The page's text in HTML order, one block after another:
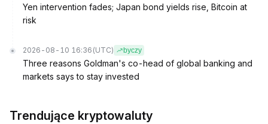
Yen intervention fades; Japan bond yields rise, Bitcoin at
risk
2026-08-10 16:36 (UTC) byczy
Three reasons Goldman's co-head of global banking and
markets says to stay invested
Trendujące kryptowaluty